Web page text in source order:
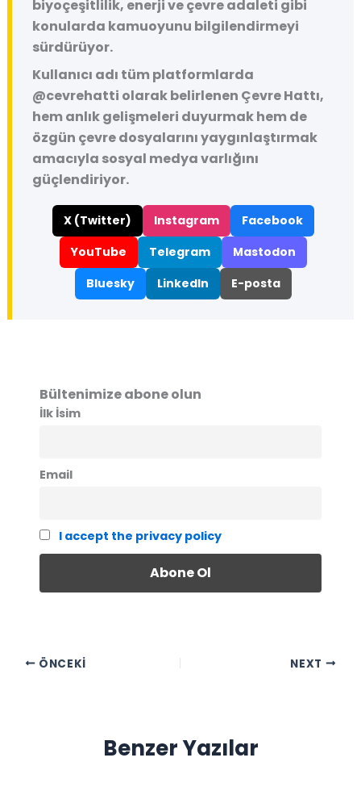
biyoçeşitlilik, enerji ve çevre adaleti gibi
konularda kamuoyunu bilgilendirmeyi
sürdürüyor.
Kullanıcı adı tüm platformlarda
@cevrehatti olarak belirlenen Çevre Hattı,
hem anlık gelişmeleri duyurmak hem de
özgün çevre dosyalarını yaygınlaştırmak
amacıyla sosyal medya varlığını
güçlendiriyor.
X (Twitter) Instagram
Facebook
YouTube
Telegram
Mastodon
Bluesky
LinkedIn E-posta
Bültenimize abone olun
İlk İsim
Email
I accept the privacy policy
ÖNCEKI NEXT
Benzer Yazılar